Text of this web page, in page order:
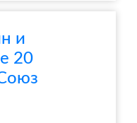
и
20